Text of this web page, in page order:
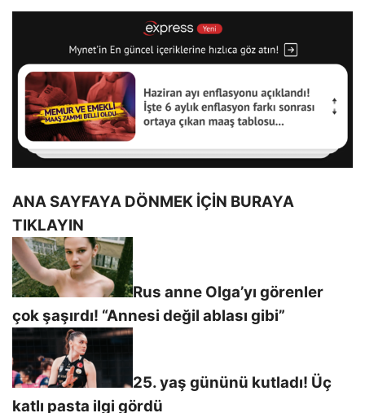
ANA SAYFAYA DÖNMEK İÇİN BURAYA
TIKLAYIN
Rus anne Olga’yı görenler
çok şaşırdı! “Annesi değil ablası gibi”
25. yaş gününü kutladı! Üç
katlı pasta ilgi gördü